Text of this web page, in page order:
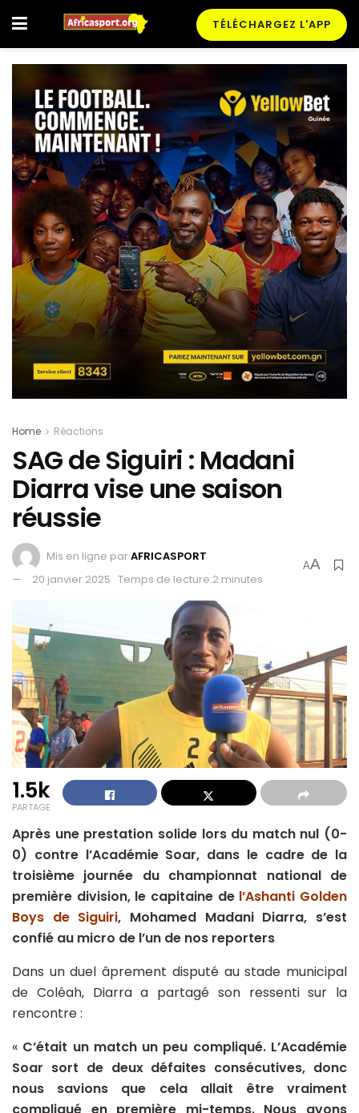
TÉLÉCHARGEZ L'APP
Home Réactions
SAG de Siguiri : Madani
Diarra vise une saison
réussie
Mis en ligne parAFRICASPORT
20 janvier 2025 Temps de lecture:2 minutes
AA
1.5k
PARTAGE
Après une prestation solide lors du match nul (0-
0) contre l’Académie Soar, dans le cadre de la
troisième journée du championnat national de
première division, le capitaine de l’Ashanti Golden
Boys de Siguiri, Mohamed Madani Diarra, s’est
confié au micro de l’un de nos reporters
Dans un duel âprement disputé au stade municipal
de Coléah, Diarra a partagé son ressenti sur la
rencontre :
« C’était un match un peu compliqué. L’Académie
Soar sort de deux défaites consécutives, donc
nous savions que cela allait être vraiment
compliqué en première mi-temps. Nous avons